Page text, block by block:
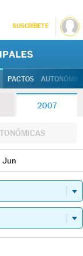
SUSCRÍBETE
PACTOS
2007
Jun